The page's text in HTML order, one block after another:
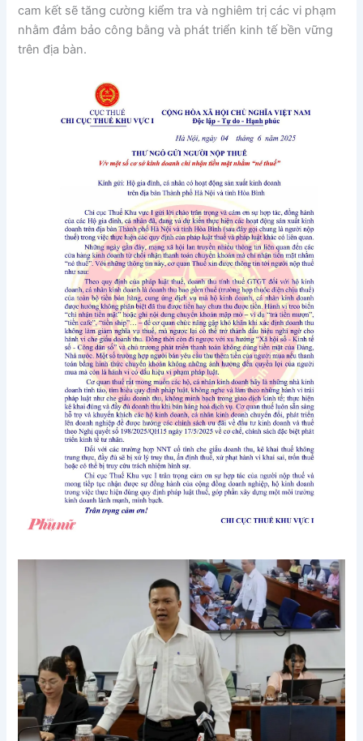
cam kết sẽ tăng cường kiểm tra và nghiêm trị các vi phạm
nhằm đảm bảo công bằng và phát triển kinh tế bền vững
trên địa bàn.